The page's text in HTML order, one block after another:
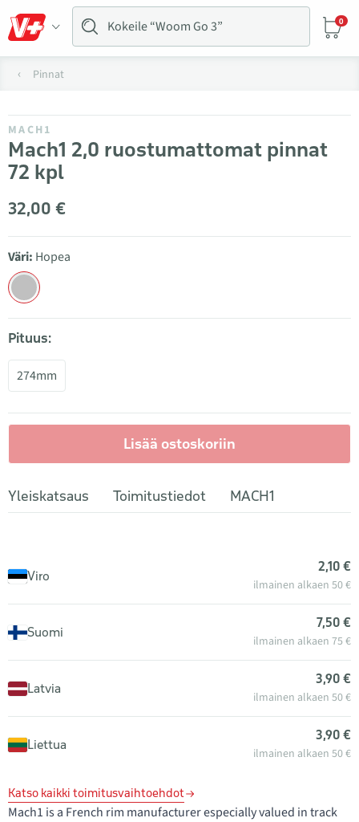
0
Pinnat
MACH1
Mach1 2,0 ruostumattomat pinnat
72 kpl
32,00 €
Väri: Hopea
Pituus:
274mm
Lisää ostoskoriin
Yleiskatsaus Toimitustiedot MACH1
Viro
2,10 €
ilmainen alkaen 50 €
Suomi
7,50 €
ilmainen alkaen 75 €
Latvia
3,90 €
ilmainen alkaen 50 €
Liettua
3,90 €
ilmainen alkaen 50 €
Katso kaikki toimitusvaihtoehdot
Mach1 is a French rim manufacturer especially valued in track